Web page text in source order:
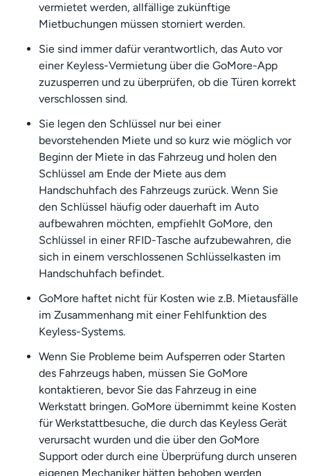
vermietet werden, allfällige zukünftige
Mietbuchungen müssen storniert werden.
Sie sind immer dafür verantwortlich, das Auto vor
einer Keyless-Vermietung über die GoMore-App
zuzusperren und zu überprüfen, ob die Türen korrekt
verschlossen sind.
Sie legen den Schlüssel nur bei einer
bevorstehenden Miete und so kurz wie möglich vor
Beginn der Miete in das Fahrzeug und holen den
Schlüssel am Ende der Miete aus dem
Handschuhfach des Fahrzeugs zurück. Wenn Sie
den Schlüssel häufig oder dauerhaft im Auto
aufbewahren möchten, empfiehlt GoMore, den
Schlüssel in einer RFID-Tasche aufzubewahren, die
sich in einem verschlossenen Schlüsselkasten im
Handschuhfach befindet.
GoMore haftet nicht für Kosten wie z.B. Mietausfälle
im Zusammenhang mit einer Fehlfunktion des
Keyless-Systems.
Wenn Sie Probleme beim Aufsperren oder Starten
des Fahrzeugs haben, müssen Sie GoMore
kontaktieren, bevor Sie das Fahrzeug in eine
Werkstatt bringen. GoMore übernimmt keine Kosten
für Werkstattbesuche, die durch das Keyless Gerät
verursacht wurden und die über den GoMore
Support oder durch eine Überprüfung durch unseren
eigenen Mechaniker hätten behoben werden